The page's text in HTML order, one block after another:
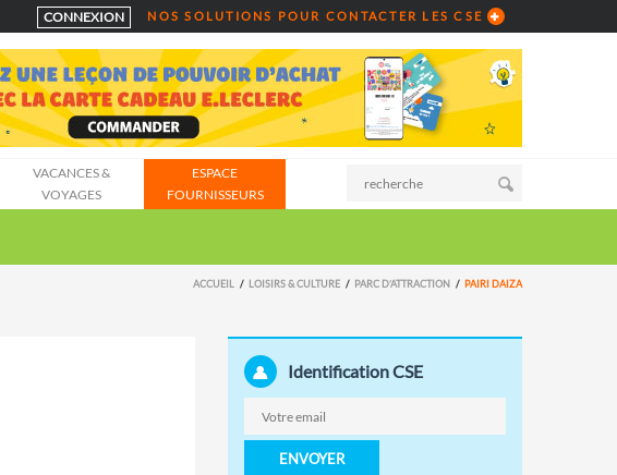
CONNEXION NOS SOLUTIONS POUR CONTACTER LES CSE
VACANCES &
VOYAGES
ESPACE
FOURNISSEURS
ACCUEIL LOISIRS & CULTURE PARC D’ATTRACTION PAIRI DAIZA
Identification CSE
ENVOYER